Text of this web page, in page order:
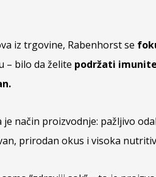
iz trgovine, Rabenhorst se
– bilo da želite podržati
je način proizvodnje: pažljivo
prirodan okus i visoka